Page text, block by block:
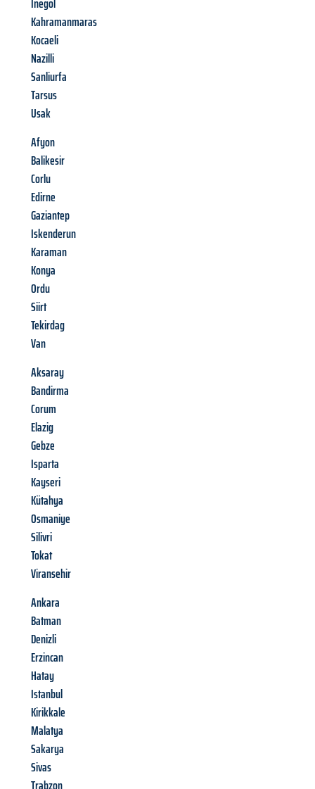
Kahramanmaras
Kocaeli
Nazilli
Sanliurfa
Tarsus
Usak
Afyon
Balikesir
Corlu
Edirne
Gaziantep
Iskenderun
Karaman
Konya
Ordu
Siirt
Tekirdag
Van
Aksaray
Bandirma
Corum
Elazig
Gebze
Isparta
Kayseri
Kütahya
Osmaniye
Silivri
Tokat
Viransehir
Ankara
Batman
Denizli
Erzincan
Hatay
Istanbul
Kirikkale
Malatya
Sakarya
Sivas